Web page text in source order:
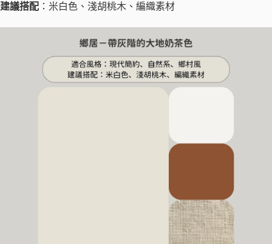
建議搭配 ：米白色、淺胡桃木、編織素材